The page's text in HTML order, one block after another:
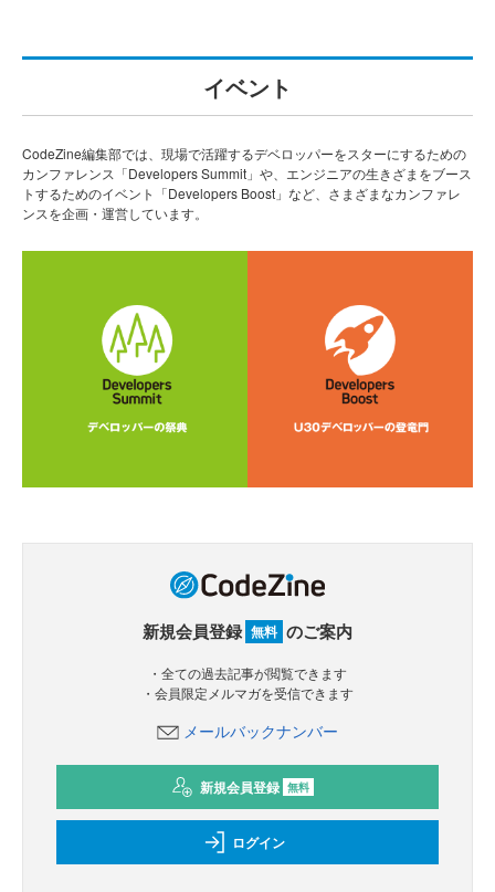
イベント
CodeZine編集部では、現場で活躍するデベロッパーをスターにするための
カンファレンス「Developers Summit」や、エンジニアの生きざまをブース
トするためのイベント「Developers Boost」など、さまざまなカンファレ
ンスを企画・運営しています。
新規会員登録 無料 のご案内
・全ての過去記事が閲覧できます
・会員限定メルマガを受信できます
メールバックナンバー
新規会員登録 無料
ログイン